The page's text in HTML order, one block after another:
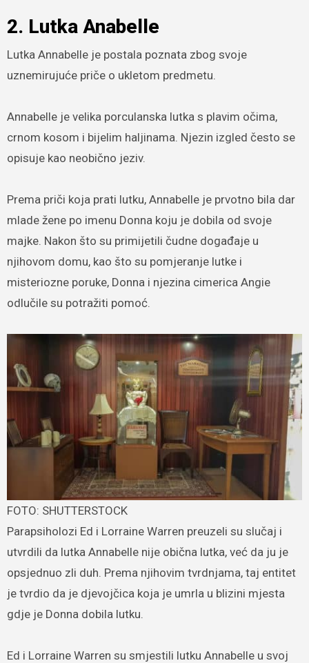
2. Lutka Anabelle
Lutka Annabelle je postala poznata zbog svoje
uznemirujuće priče o ukletom predmetu.
Annabelle je velika porculanska lutka s plavim očima,
crnom kosom i bijelim haljinama. Njezin izgled često se
opisuje kao neobično jeziv.
Prema priči koja prati lutku, Annabelle je prvotno bila dar
mlade žene po imenu Donna koju je dobila od svoje
majke. Nakon što su primijetili čudne događaje u
njihovom domu, kao što su pomjeranje lutke i
misteriozne poruke, Donna i njezina cimerica Angie
odlučile su potražiti pomoć.
FOTO: SHUTTERSTOCK
Parapsiholozi Ed i Lorraine Warren preuzeli su slučaj i
utvrdili da lutka Annabelle nije obična lutka, već da ju je
opsjednuo zli duh. Prema njihovim tvrdnjama, taj entitet
je tvrdio da je djevojčica koja je umrla u blizini mjesta
gdje je Donna dobila lutku.
Ed i Lorraine Warren su smjestili lutku Annabelle u svoj